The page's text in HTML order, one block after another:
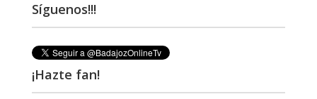
Síguenos!!!
¡Hazte fan!